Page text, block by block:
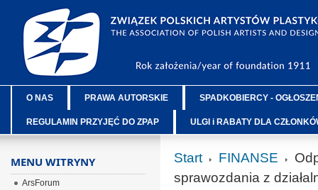
O NAS PRAWA AUTORSKIE SPADKOBIERCY -
REGULAMIN PRZYJĘĆ DO ZPAP ULGI i RABATY DLA
Start FINANSE
sprawozdania z
MENU WITRYNY
ArsForum